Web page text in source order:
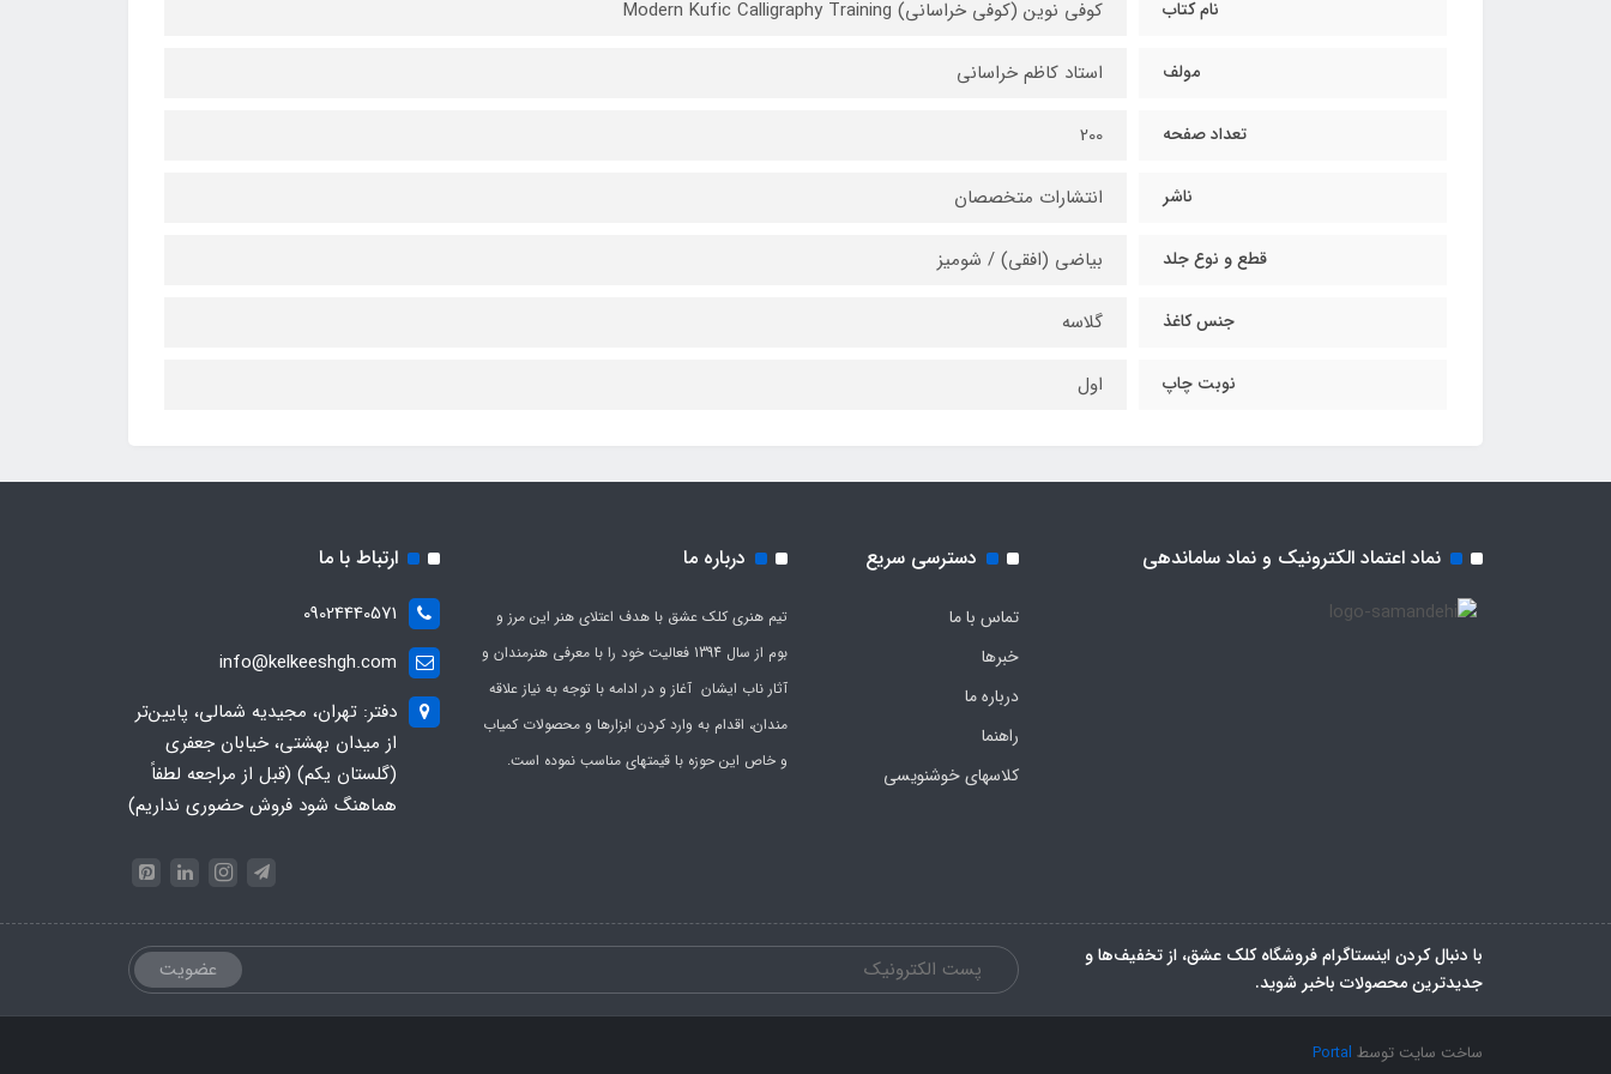
نام کتاب کوفی نوین (کوفی خراسانی) Modern Kufic Calligraphy Training
مولف استاد کاظم خراسانی
تعداد صفحه 200
ناشر انتشارات متخصصان
قطع و نوع جلد بیاضی (افقی) / شومیز
جنس کاغذ گلاسه
نوبت چاپ اول
نماد اعتماد الکترونیک و نماد ساماندهی دسترسی سریع
تماس با ما
خبرها
درباره ما
راهنما
کلاسهای خوشنویسی
درباره ما
تیم هنری کلک عشق با هدف اعتلای هنر این مرز و
بوم از سال 1394 فعالیت خود را با معرفی هنرمندان و
آثار ناب ایشان آغاز و در ادامه با توجه به نیاز علاقه
مندان، اقدام به وارد کردن ابزارها و محصولات کمیاب
و خاص این حوزه با قیمتهای مناسب نموده است.
ارتباط با ما
09024440571
info@kelkeeshgh.com
دفتر: تهران، مجیدیه شمالی، پایین‌تر
از میدان بهشتی، خیابان جعفری
(گلستان یکم) (قبل از مراجعه لطفاً
هماهنگ شود فروش حضوری نداریم)
با دنبال کردن اینستاگرام فروشگاه کلک عشق، از تخفیف‌ها و
جدیدترین‌ محصولات باخبر شوید.
عضویت
ساخت سایت توسط Portal